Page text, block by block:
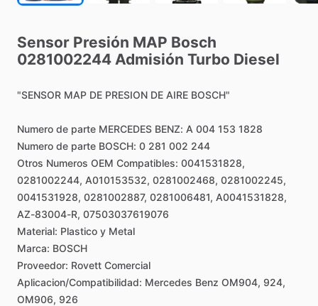
Sensor Presión MAP Bosch
0281002244 Admisión Turbo Diesel
"SENSOR MAP DE PRESION DE AIRE BOSCH"
Numero de parte MERCEDES BENZ: A 004 153 1828
Numero de parte BOSCH: 0 281 002 244
Otros Numeros OEM Compatibles: 0041531828,
0281002244, A010153532, 0281002468, 0281002245,
0041531928, 0281002887, 0281006481, A0041531828,
AZ-83004-R, 07503037619076
Material: Plastico y Metal
Marca: BOSCH
Proveedor: Rovett Comercial
Aplicacion​/​Compatibilidad: Mercedes Benz OM904, 924,
OM906, 926